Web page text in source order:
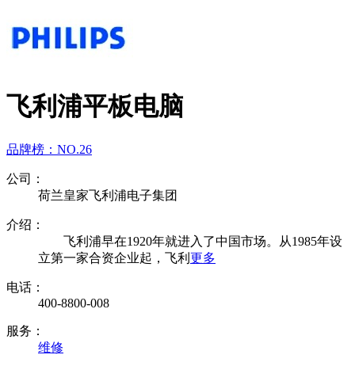
飞利浦平板电脑
品牌榜： NO.26
公司：
荷兰皇家飞利浦电子集团
介绍：
飞利浦早在1920年就进入了中国市场。从1985年设
立第一家合资企业起，飞利 更多
电话：
400-8800-008
服务：
维修